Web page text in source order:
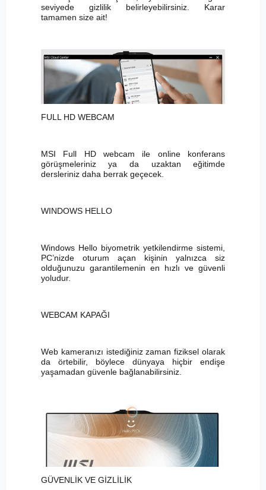
seviyede gizlilik belirleyebilirsiniz. Karar
tamamen size ait!
FULL HD WEBCAM
MSI Full HD webcam ile online konferans
görüşmeleriniz ya da uzaktan eğitimde
dersleriniz daha berrak geçecek.
WINDOWS HELLO
Windows Hello biyometrik yetkilendirme sistemi,
PC’nizde oturum açan kişinin yalnızca siz
olduğunuzu garantilemenin en hızlı ve güvenli
yoludur.
WEBCAM KAPAĞI
Web kameranızı istediğiniz zaman fiziksel olarak
da örtebilir, böylece dünyaya hiçbir endişe
yaşamadan güvenle bağlanabilirsiniz.
GÜVENLİK VE GİZLİLİK